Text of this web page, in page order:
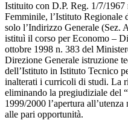
Istituito con D.P. Reg. 1/7/
Femminile, l’Istituto Regionale
solo l’Indirizzo Generale (Sez.
istituì il corso per Economo –
ottobre 1998 n. 383 del
Direzione Generale istruzione
dell’Istituto in Istituto Tecnico
inalterati i curricoli di studi. La
eliminando la pregiudiziale del
1999/2000 l’apertura
alle pari opportunità.